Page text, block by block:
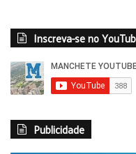
Inscreva-se no
Publicidade